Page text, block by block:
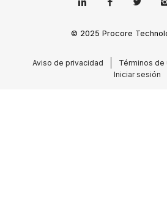
© 2025 Procore
Aviso de privacidad Términos de
Iniciar sesión